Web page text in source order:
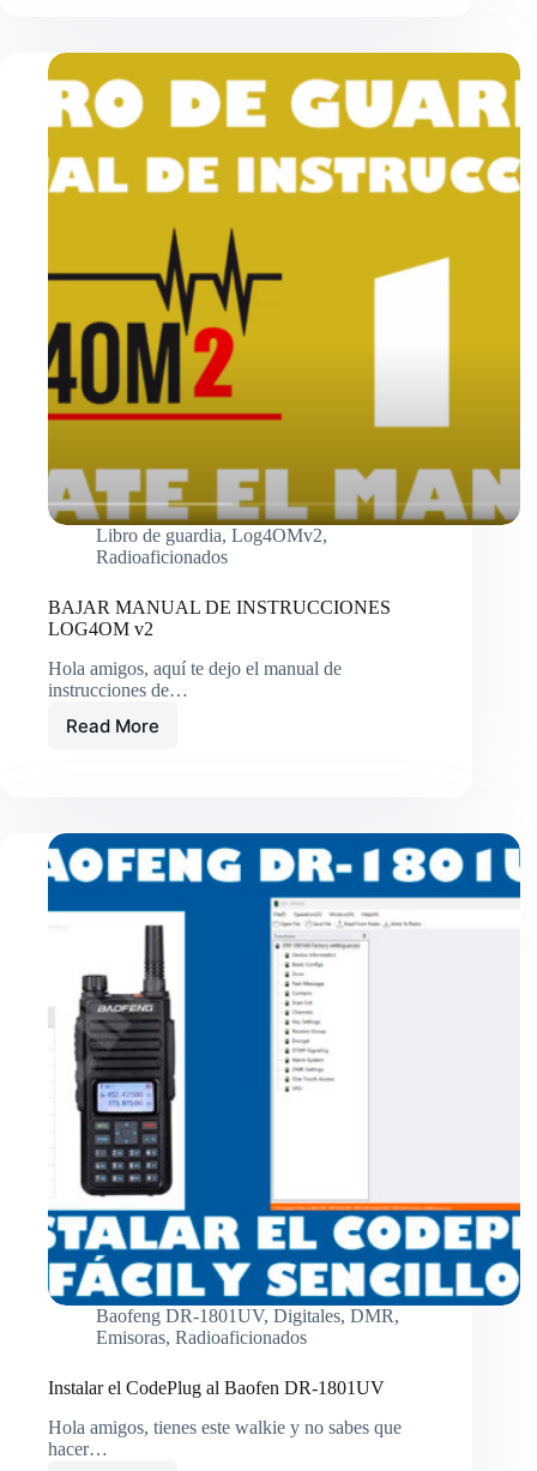
DE
FORMA
AUTOMÁTICA
Libro de guardia, Log4OMv2,
Radioaficionados
BAJAR MANUAL DE INSTRUCCIONES
LOG4OM v2
Hola amigos, aquí te dejo el manual de
instrucciones de…
Read More
BAJAR
v2
Baofeng DR-1801UV, Digitales, DMR,
Emisoras, Radioaficionados
Instalar el CodePlug al Baofen DR-1801UV
Hola amigos, tienes este walkie y no sabes que
hacer…